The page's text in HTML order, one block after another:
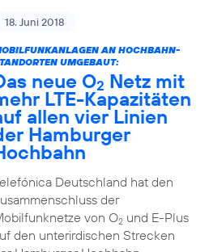
18. Juni 2018
AN HOCHBAHN-
UMGEBAUT:
neue O2 Netz mit
LTE-Kapazitäten
allen vier Linien
Hamburger
Deutschland hat den
der
von O2und E-Plus
den unterirdischen Strecken